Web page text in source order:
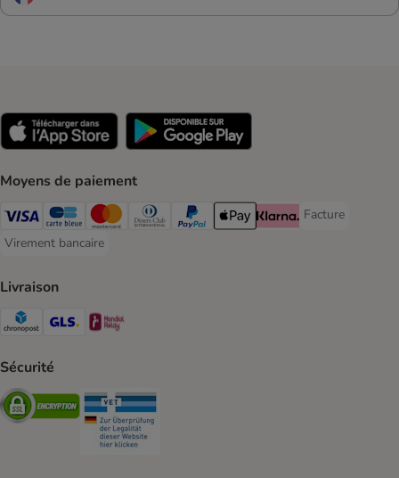
Moyens de paiement
Visa Payment Method
carte bleue Payment Method
Master Card Payment Method
Diners Club Payment Method
Paypal Payment Method
Apple Pay Payment Method
Klarna Payment Method
Facture
Facture
Virement bancaire
Virement bancaire Payment Method
Livraison
Chronopost Shipping Method
GLS Shipping Method
Sécurité
Security